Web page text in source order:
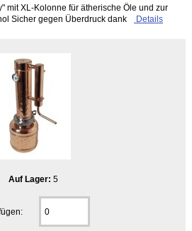
mit XL-Kolonne für ätherische Öle und zur
Sicher gegen Überdruck dank
Details
Auf Lager: 5